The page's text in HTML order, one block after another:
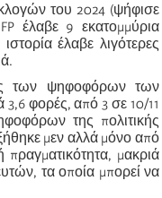
του 2024 (ψήφισε
έλαβε 9 εκατομμύρια
έλαβε λιγότερες
των ψηφοφόρων των
φορές, από 3 σε 10/11
της πολιτικής
μεν αλλά μόνο από
μακριά
τα οποία μπορεί να